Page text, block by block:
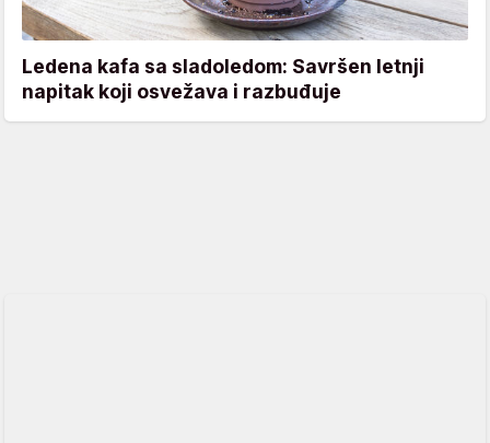
Ledena kafa sa sladoledom: Savršen letnji
napitak koji osvežava i razbuđuje